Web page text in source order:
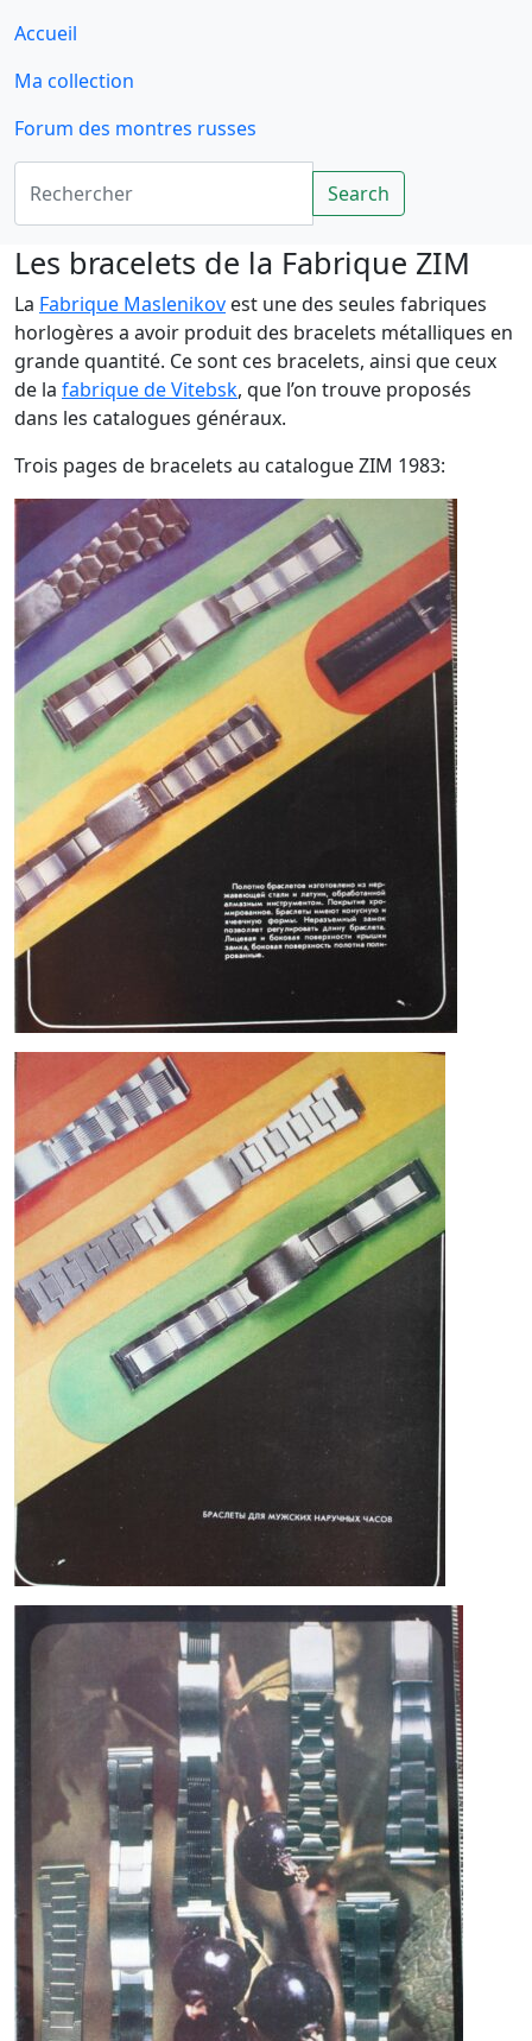
Accueil
Ma collection
Forum des montres russes
Rechercher
Search
Les bracelets de la Fabrique ZIM
La Fabrique Maslenikov est une des seules fabriques
horlogères a avoir produit des bracelets métalliques en
grande quantité. Ce sont ces bracelets, ainsi que ceux
de la fabrique de Vitebsk, que l’on trouve proposés
dans les catalogues généraux.
Trois pages de bracelets au catalogue ZIM 1983: